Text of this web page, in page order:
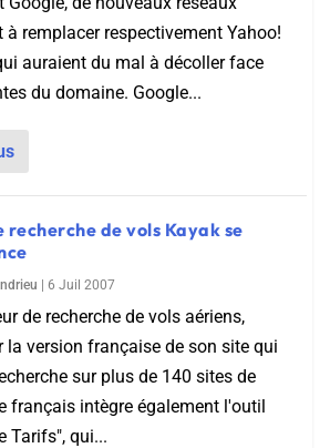
remplacer respectivement Yahoo!
auraient du mal à décoller face
du domaine. Google...
recherche de vols Kayak se
6 Juil 2007
de recherche de vols aériens,
la version française de son site qui
sur plus de 140 sites de
français intègre également l'outil
Tarifs", qui...